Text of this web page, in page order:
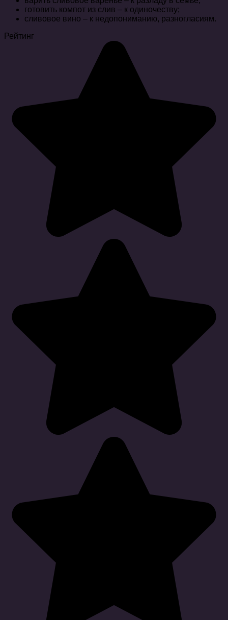
готовить компот из слив – к одиночеству;
сливовое вино – к недопониманию, разногласиям.
Рейтинг